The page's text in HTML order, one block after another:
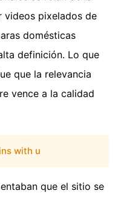
videos pixelados de
domésticas
definición. Lo que
que la relevancia
vence a la calidad
with u
que el sitio se